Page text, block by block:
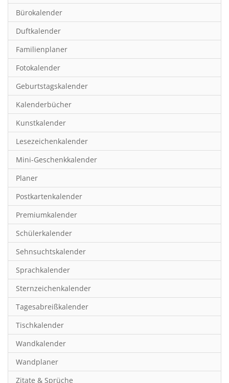
Familienplaner
Fantasy
Film
Fotokunst
Frauen
Fußball
Gaming
Geburtstagskalender
Geschichte
Hobby & Basteln
Humor & Cartoon
Inspiration & Entspannung
Inspiration & Spiritualität
Kinderkalender
Kunst
Länder & Städte
Landschaft & Natur
Lifestyle
Literatur
Manga & Animé
Neutrale Kalender
Bürokalender
Duftkalender
Familienplaner
Fotokalender
Geburtstagskalender
Kalenderbücher
Kunstkalender
Lesezeichenkalender
Mini-Geschenkkalender
Planer
Postkartenkalender
Premiumkalender
Schülerkalender
Sehnsuchtskalender
Sprachkalender
Sternzeichenkalender
Tagesabreißkalender
Tischkalender
Wandkalender
Wandplaner
Zitate & Sprüche